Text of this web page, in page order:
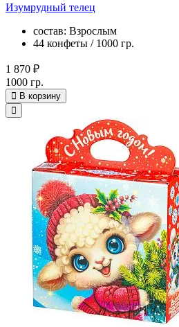
Изумрудный телец
состав: Взрослым
44 конфеты / 1000 гр.
1 870 ₽
1000 гр.
В корзину